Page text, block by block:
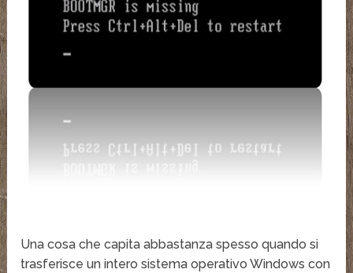
Una cosa che capita abbastanza spesso quando si
trasferisce un intero sistema operativo Windows con